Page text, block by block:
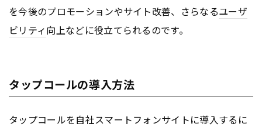
を今後のプロモーションやサイト改善、さらなるユーザ
ビリティ向上などに役立てられるのです。
タップコールの導入方法
タップコールを自社スマートフォンサイトに導入するに